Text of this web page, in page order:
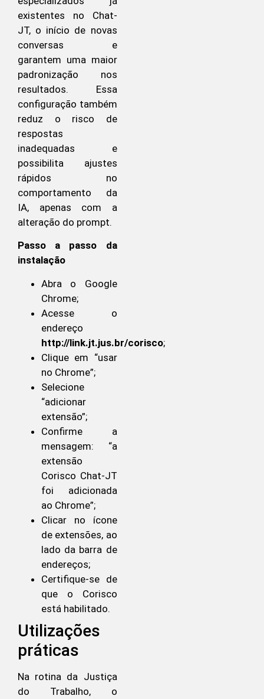
existentes no Chat-
JT, o início de novas
conversas e
garantem uma maior
padronização nos
resultados. Essa
configuração também
reduz o risco de
respostas
inadequadas e
possibilita ajustes
rápidos no
comportamento da
IA, apenas com a
alteração do prompt.
Passo a passo da
instalação
Abra o Google
Chrome;
Acesse o
endereço
http://link.jt.jus.br/corisco;
Clique em “usar
no Chrome”;
Selecione
“adicionar
extensão”;
Confirme a
mensagem: “a
extensão
Corisco Chat-JT
foi adicionada
ao Chrome”;
Clicar no ícone
de extensões, ao
lado da barra de
endereços;
Certifique-se de
que o Corisco
está habilitado.
Utilizações
práticas
Na rotina da Justiça
do Trabalho, o